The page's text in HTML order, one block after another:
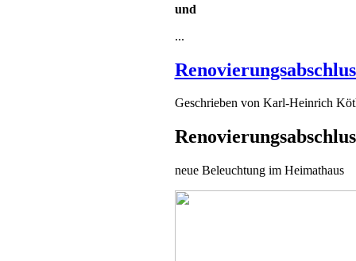
und
...
Geschrieben von Karl-Heinrich
neue Beleuchtung im Heimathaus